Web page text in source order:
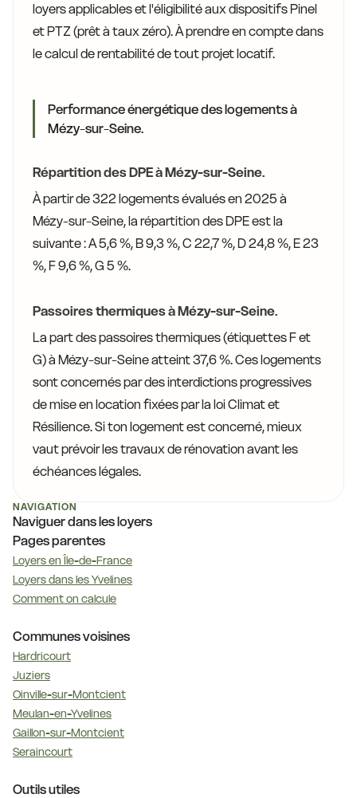
loyers applicables et l'éligibilité aux dispositifs Pinel
et PTZ (prêt à taux zéro). À prendre en compte dans
le calcul de rentabilité de tout projet locatif.
Performance énergétique des logements à
Mézy-sur-Seine.
Répartition des DPE à Mézy-sur-Seine.
À partir de 322 logements évalués en 2025 à
Mézy-sur-Seine, la répartition des DPE est la
suivante : A 5,6 %, B 9,3 %, C 22,7 %, D 24,8 %, E 23
%, F 9,6 %, G 5 %.
Passoires thermiques à Mézy-sur-Seine.
La part des passoires thermiques (étiquettes F et
G) à Mézy-sur-Seine atteint 37,6 %. Ces logements
sont concernés par des interdictions progressives
de mise en location fixées par la loi Climat et
Résilience. Si ton logement est concerné, mieux
vaut prévoir les travaux de rénovation avant les
échéances légales.
NAVIGATION
Naviguer dans les loyers
Pages parentes
Loyers en Île-de-France
Loyers dans les Yvelines
Comment on calcule
Communes voisines
Hardricourt
Juziers
Oinville-sur-Montcient
Meulan-en-Yvelines
Gaillon-sur-Montcient
Seraincourt
Outils utiles